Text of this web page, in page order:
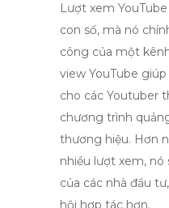
Lượt xem YouTube
con số, mà nó
công của một
view YouTube
cho các Youtuber
chương trình
thương hiệu. Hơn
nhiều lượt xem,
của các nhà đầu
hội hợp tác hơn.